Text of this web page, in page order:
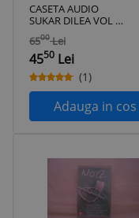
CASETA AUDIO
SUKAR DILEA VOL 1
ORIGINALA NOUA
SIGILATA
6500 Lei
4550 Lei
(1)
Adauga in cos